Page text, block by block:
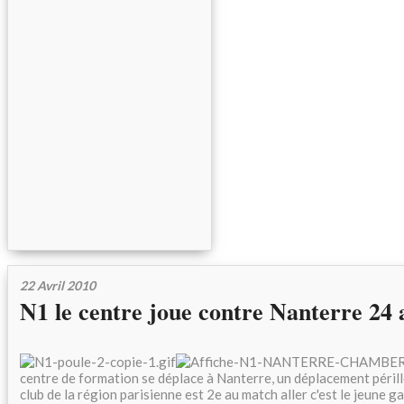
22 Avril 2010
N1 le centre joue contre Nanterre 24
centre de formation se déplace à Nanterre, un déplacement
club de la région parisienne est 2e au match aller c'est le jeune